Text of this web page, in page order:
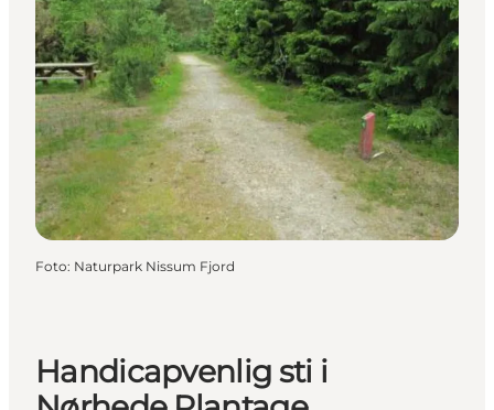
Foto: Naturpark Nissum Fjord
Handicapvenlig sti i